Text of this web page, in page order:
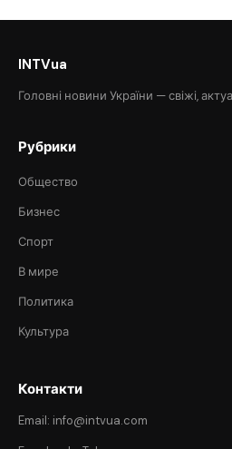
INTVua
Головні новини України — свіжі,
Рубрики
Общество
Бизнес
Спорт
В мире
Политика
Культура
Контакти
Email: info@intvua.com